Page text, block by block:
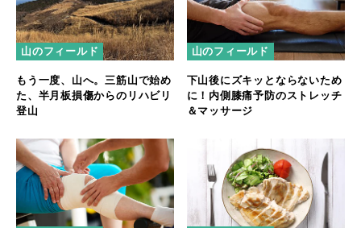
山のフィールド
もう一度、山へ。三筋山で始め
た、半月板損傷からのリハビリ
登山
山のフィールド
下山後にズキッとならないため
に！内側膝痛予防のストレッチ
＆マッサージ